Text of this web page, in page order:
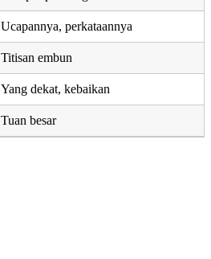
Ucapannya, perkataannya
Titisan embun
Yang dekat, kebaikan
Tuan besar